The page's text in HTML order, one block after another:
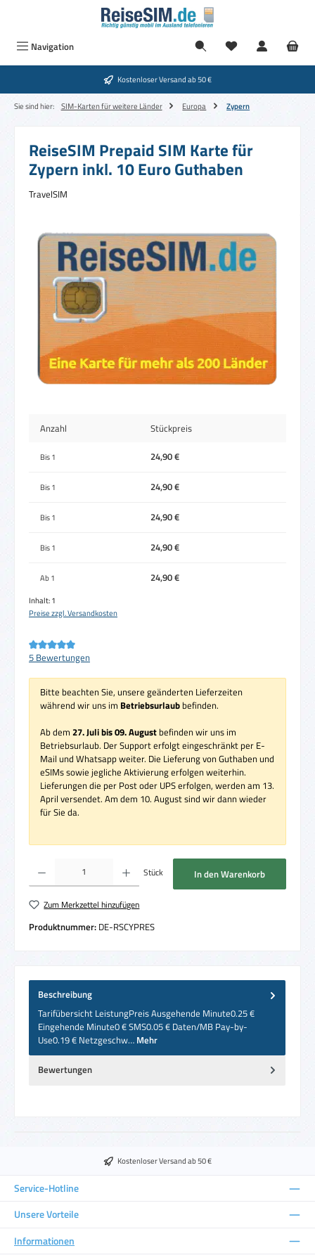
Zum Hauptinhalt springen
Navigation
Kostenloser Versand ab 50 €
Sie sind hier: SIM-Karten für weitere Länder Europa Zypern
ReiseSIM Prepaid SIM Karte für
Zypern inkl. 10 Euro Guthaben
TravelSIM
Bildergalerie überspringen
Anzahl Stückpreis
Bis1 24,90 €
Bis1 24,90 €
Bis1 24,90 €
Bis1 24,90 €
Ab1 24,90 €
Inhalt:1
Preise zzgl. Versandkosten
Durchschnittliche Bewertung von 5 von 5 Sternen
5 Bewertungen
Bitte beachten Sie, unsere geänderten Lieferzeiten
während wir uns im Betriebsurlaub befinden.
Ab dem 27. Juli bis 09. August befinden wir uns im
Betriebsurlaub. Der Support erfolgt eingeschränkt per E-
Mail und Whatsapp weiter. Die Lieferung von Guthaben und
eSIMs sowie jegliche Aktivierung erfolgen weiterhin.
Lieferungen die per Post oder UPS erfolgen, werden am 13.
April versendet. Am dem 10. August sind wir dann wieder
für Sie da.
Produkt Anzahl: Gib den gewünschten Wert ein oder benutze die Schaltflächen um
Stück In den Warenkorb
Zum Merkzettel hinzufügen
Produktnummer: DE-RSCYPRES
Beschreibung
Tarifübersicht LeistungPreis Ausgehende Minute0.25 €
Eingehende Minute0 € SMS0.05 € Daten/MB Pay-by-
Use0.19 € Netzgeschw… Mehr
Bewertungen
Kostenloser Versand ab 50 €
Service-Hotline
Unsere Vorteile
Informationen